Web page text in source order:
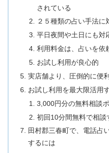
されている
２５種類の占い手法に
平日夜間や土日にも対
利用料金は、占いを依
お試し利用が良心的
実店舗より、圧倒的に便
お試し利用を最大限活用
3,000円分の無料相談
初回10分間無料で相談
田村郡三春町で、電話占
するには